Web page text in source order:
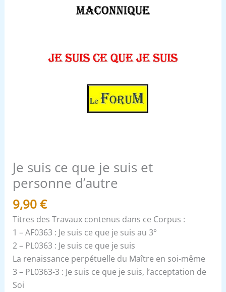
Je suis ce que je suis et
personne d’autre
9,90€
Titres des Travaux contenus dans ce Corpus :
1 – AF0363 : Je suis ce que je suis au 3°
2 – PL0363 : Je suis ce que je suis
La renaissance perpétuelle du Maître en soi-même
3 – PL0363-3 : Je suis ce que je suis, l’acceptation de
Soi